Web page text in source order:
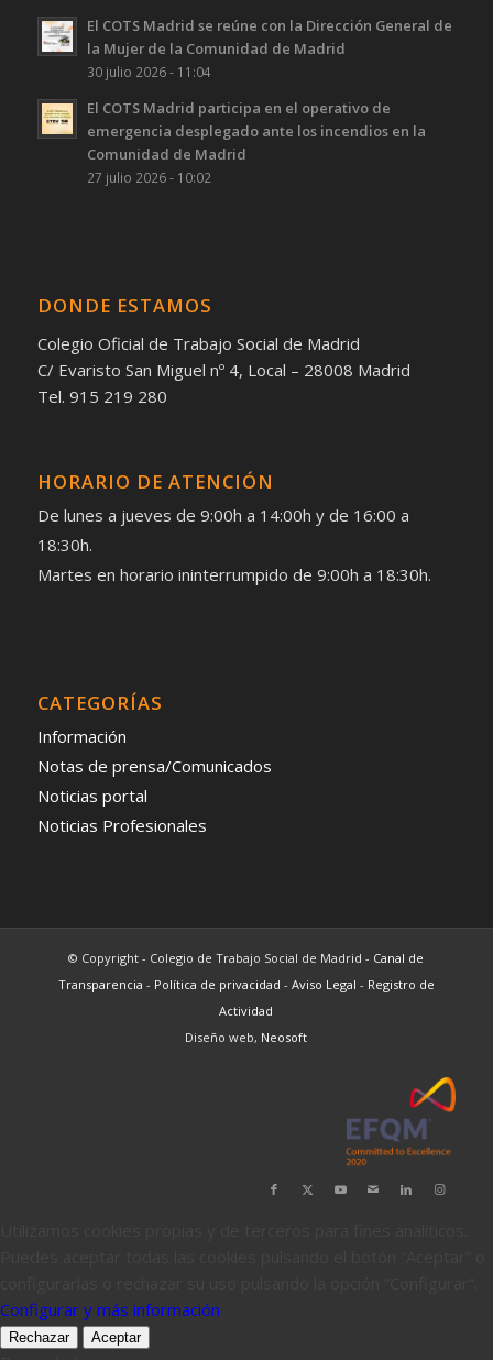
El COTS Madrid se reúne con la Dirección General de
la Mujer de la Comunidad de Madrid
30 julio 2026 - 11:04
El COTS Madrid participa en el operativo de
emergencia desplegado ante los incendios en la
Comunidad de Madrid
27 julio 2026 - 10:02
DONDE ESTAMOS
Colegio Oficial de Trabajo Social de Madrid
C/ Evaristo San Miguel nº 4, Local – 28008 Madrid
Tel. 915 219 280
HORARIO DE ATENCIÓN
De lunes a jueves de 9:00h a 14:00h y de 16:00 a
18:30h.
Martes en horario ininterrumpido de 9:00h a 18:30h.
CATEGORÍAS
Información
Notas de prensa/Comunicados
Noticias portal
Noticias Profesionales
© Copyright - Colegio de Trabajo Social de Madrid - Canal de
Transparencia - Política de privacidad - Aviso Legal - Registro de
Actividad
Diseño web, Neosoft
Configurar y más información
Rechazar Aceptar